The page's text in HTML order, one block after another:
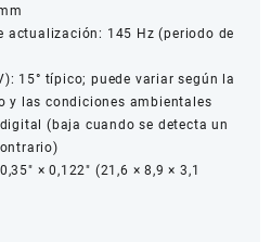
actualización: 145 Hz (periodo de
15° típico; puede variar según la
y las condiciones ambientales
(baja cuando se detecta un
× 0,122″ (21,6 × 8,9 × 3,1